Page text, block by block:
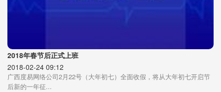
2018年春节后正式上班
2018-02-24 09:12
广西度易网络公司2月22号（大年初七）全面收假，将从大年初七开启节
后新的一年征...